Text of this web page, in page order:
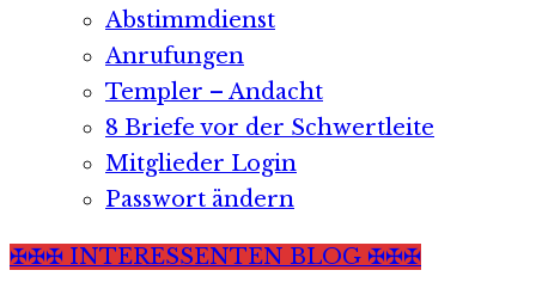
Abstimmdienst
Anrufungen
Templer – Andacht
8 Briefe vor der Schwertleite
Mitglieder Login
Passwort ändern
✠✠✠ INTERESSENTEN BLOG ✠✠✠